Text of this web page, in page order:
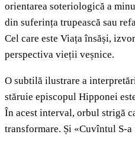
orientarea soteriologică a
din suferința trupească sau
Cel care este Viața însăși,
perspectiva vieții veșnice.
O subtilă ilustrare a
stăruie episcopul Hipponei
În acest interval, orbul strigă
transformare. Și «Cuvîntul S-